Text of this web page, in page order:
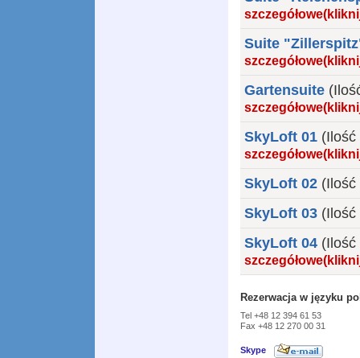
Suite
Gartensuite
SkyLoft 01
SkyLoft 02
SkyLoft 03
SkyLoft 04
Rezerwacja w języku
Tel +48 12 394 61 53
Fax +48 12 270 00 31
Skype